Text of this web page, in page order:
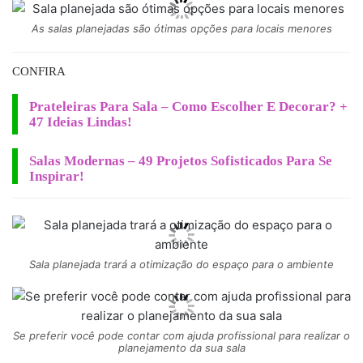
As salas planejadas são ótimas opções para locais menores
CONFIRA
Prateleiras Para Sala – Como Escolher E Decorar? +
47 Ideias Lindas!
Salas Modernas – 49 Projetos Sofisticados Para Se
Inspirar!
Sala planejada trará a otimização do espaço para o ambiente
Se preferir você pode contar com ajuda profissional para realizar o
planejamento da sua sala